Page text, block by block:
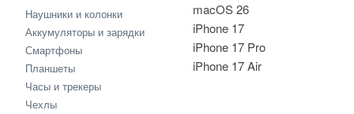
macOS 26
iPhone 17
iPhone 17 Pro
iPhone 17 Air
Наушники и колонки
Аккумуляторы и зарядки
Смартфоны
Планшеты
Часы и трекеры
Чехлы